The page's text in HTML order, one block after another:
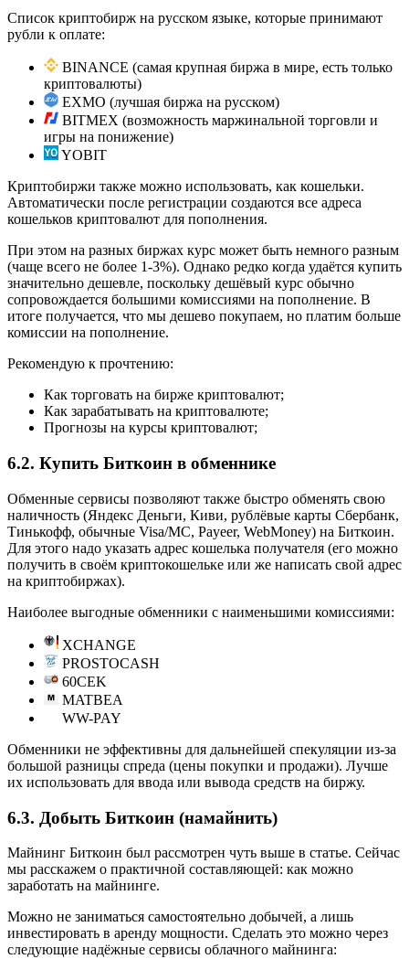
Список криптобирж на русском языке, которые принимают
рубли к оплате:
BINANCE (самая крупная биржа в мире, есть только
криптовалюты)
EXMO (лучшая биржа на русском)
BITMEX (возможность маржинальной торговли и
игры на понижение)
YOBIT
Криптобиржи также можно использовать, как кошельки.
Автоматически после регистрации создаются все адреса
кошельков криптовалют для пополнения.
При этом на разных биржах курс может быть немного разным
(чаще всего не более 1-3%). Однако редко когда удаётся купить
значительно дешевле, поскольку дешёвый курс обычно
сопровождается большими комиссиями на пополнение. В
итоге получается, что мы дешево покупаем, но платим больше
комиссии на пополнение.
Рекомендую к прочтению:
Как торговать на бирже криптовалют;
Как зарабатывать на криптовалюте;
Прогнозы на курсы криптовалют;
6.2. Купить Биткоин в обменнике
Обменные сервисы позволяют также быстро обменять свою
наличность (Яндекс Деньги, Киви, рублёвые карты Сбербанк,
Тинькофф, обычные Visa/MC, Payeer, WebMoney) на Биткоин.
Для этого надо указать адрес кошелька получателя (его можно
получить в своём криптокошельке или же написать свой адрес
на криптобиржах).
Наиболее выгодные обменники с наименьшими комиссиями:
XCHANGE
PROSTOCASH
60CEK
MATBEA
WW-PAY
Обменники не эффективны для дальнейшей спекуляции из-за
большой разницы спреда (цены покупки и продажи). Лучше
их использовать для ввода или вывода средств на биржу.
6.3. Добыть Биткоин (намайнить)
Майнинг Биткоин был рассмотрен чуть выше в статье. Сейчас
мы расскажем о практичной составляющей: как можно
заработать на майнинге.
Можно не заниматься самостоятельно добычей, а лишь
инвестировать в аренду мощности. Сделать это можно через
следующие надёжные сервисы облачного майнинга: